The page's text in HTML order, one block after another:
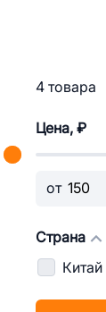
4 товара
Цена, ₽
от
Страна
Китай